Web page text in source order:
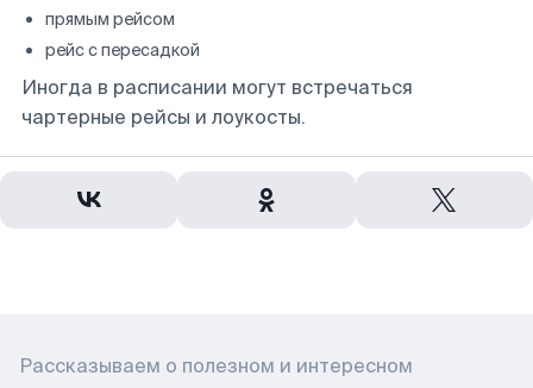
прямым рейсом
рейс с пересадкой
Иногда в расписании могут встречаться
чартерные рейсы и лоукосты.
Рассказываем о полезном и интересном